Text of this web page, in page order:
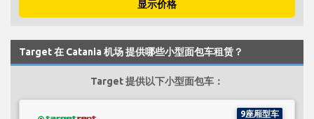
显示价格
Target 在 Catania 机场 提供哪些小型面包车租赁？
Target 提供以下小型面包车：
9座厢型车